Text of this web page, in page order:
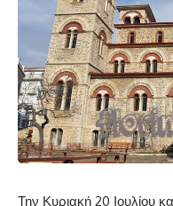
Την Κυριακή 20 Ιουλίου